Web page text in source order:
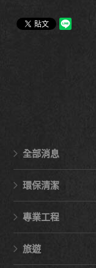
全部消息
環保清潔
專業工程
旅遊